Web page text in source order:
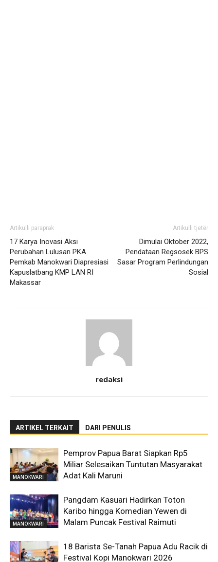
Artikulli paraprak
17 Karya Inovasi Aksi
Perubahan Lulusan PKA
Pemkab Manokwari Diapresiasi
Kapuslatbang KMP LAN RI
Makassar
Artikulli tjetër
Dimulai Oktober 2022,
Pendataan Regsosek BPS
Sasar Program Perlindungan
Sosial
redaksi
ARTIKEL TERKAIT DARI PENULIS
MANOKWARI
Pemprov Papua Barat Siapkan Rp5
Miliar Selesaikan Tuntutan Masyarakat
Adat Kali Maruni
MANOKWARI
Pangdam Kasuari Hadirkan Toton
Karibo hingga Komedian Yewen di
Malam Puncak Festival Raimuti
18 Barista Se-Tanah Papua Adu Racik di
Festival Kopi Manokwari 2026